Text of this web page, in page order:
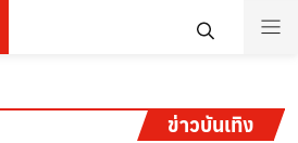
ข่าวบันเทิง